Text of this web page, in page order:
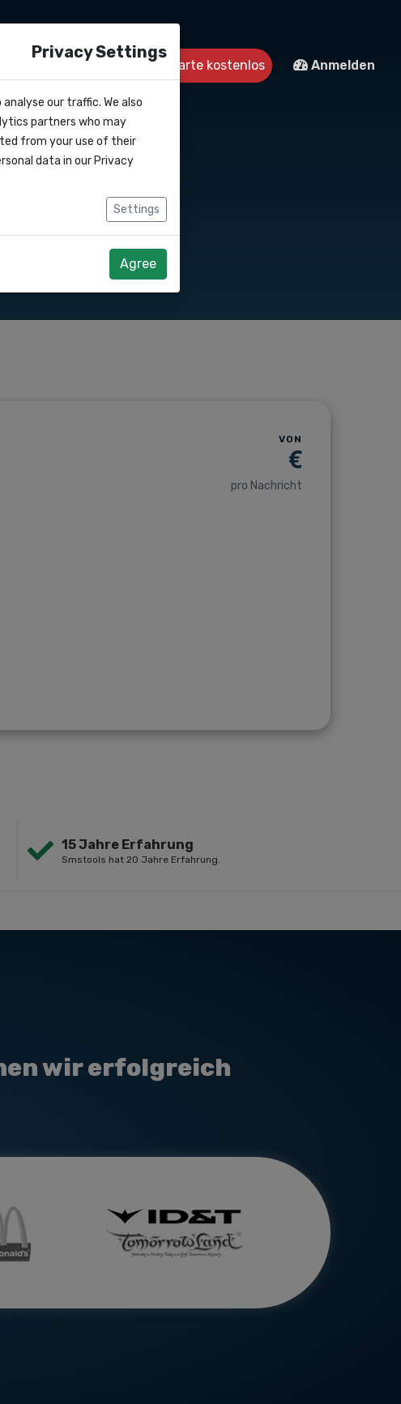
Kontakt Starte kostenlos Anmelden
VON
€
pro Nachricht
15 Jahre Erfahrung
Smstools hat 20 Jahre Erfahrung.
wir erfolgreich
Privacy Settings
our traffic. We also
partners who may
from your use of their
data in our Privacy
Settings
Agree